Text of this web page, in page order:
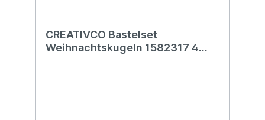
CREATIVCO Bastelset
Weihnachtskugeln 1582317 4